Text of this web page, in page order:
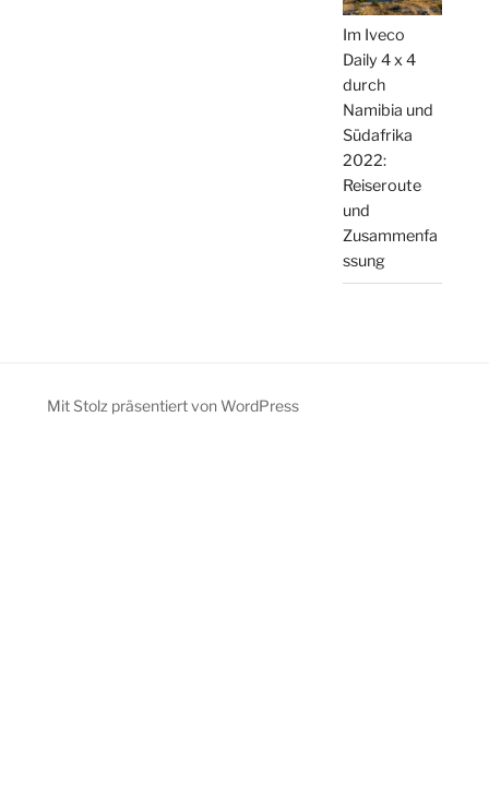
Im Iveco
Daily 4 x 4
durch
Namibia und
Südafrika
2022:
Reiseroute
und
Zusammenfa
ssung
Mit Stolz präsentiert von WordPress